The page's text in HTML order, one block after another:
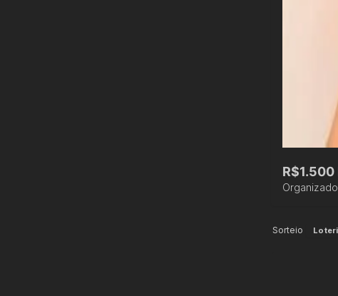
R$1.500
Sorteio